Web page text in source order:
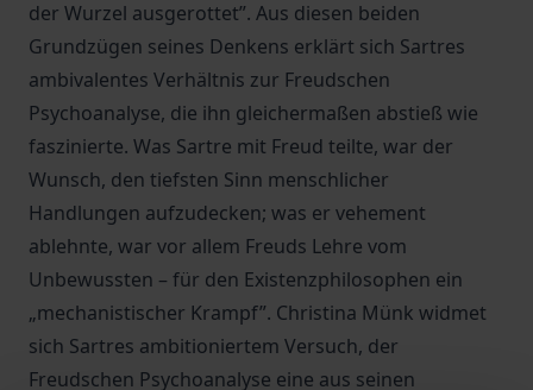
der Wurzel ausgerottet”. Aus diesen beiden
Grundzügen seines Denkens erklärt sich Sartres
ambivalentes Verhältnis zur Freudschen
Psychoanalyse, die ihn gleichermaßen abstieß wie
faszinierte. Was Sartre mit Freud teilte, war der
Wunsch, den tiefsten Sinn menschlicher
Handlungen aufzudecken; was er vehement
ablehnte, war vor allem Freuds Lehre vom
Unbewussten – für den Existenzphilosophen ein
„mechanistischer Krampf”. Christina Münk widmet
sich Sartres ambitioniertem Versuch, der
Freudschen Psychoanalyse eine aus seinen